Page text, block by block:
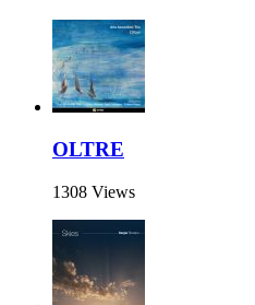
OLTRE
1308 Views